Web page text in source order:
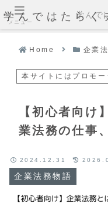
学んではたらく
Home 企業
本サイトにはプロモ
【初心者向け
業法務の仕事
企業法務物語
2024.12.31
メニュー
学んで